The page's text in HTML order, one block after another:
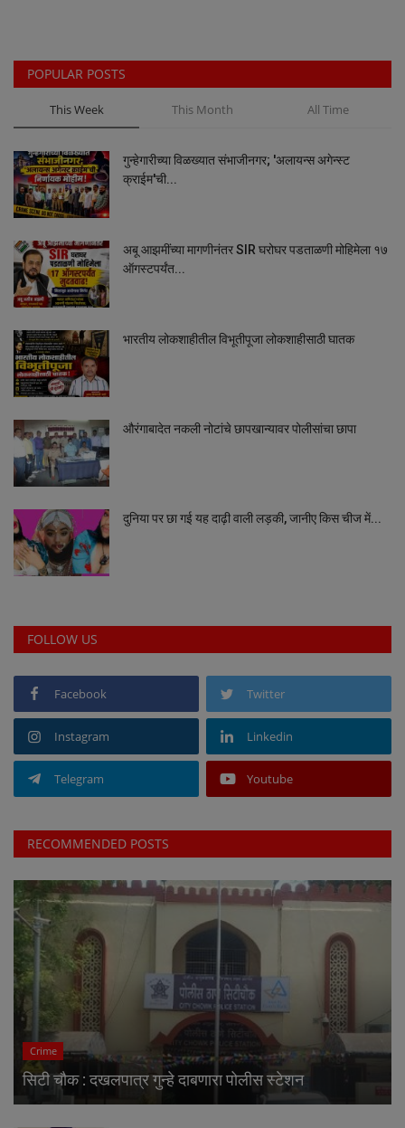
Crime
Politics
National
Educational
Health
World News
Sports
Editor Choice
Sociàl
POPULAR POSTS
This Week This Month All Time
गुन्हेगारीच्या विळख्यात संभाजीनगर; 'अलायन्स अगेन्स्ट
क्राईम'ची...
अबू आझमींच्या मागणीनंतर SIR घरोघर पडताळणी मोहिमेला १७
ऑगस्टपर्यंत...
भारतीय लोकशाहीतील विभूतीपूजा लोकशाहीसाठी घातक
औरंगाबादेत नकली नोटांचे छापखान्यावर पोलीसांचा छापा
दुनिया पर छा गई यह दाढ़ी वाली लड़की, जानीए किस चीज में...
FOLLOW US
Facebook Twitter
Instagram Linkedin
Telegram Youtube
RECOMMENDED POSTS
Crime
सिटी चौक : दखलपात्र गुन्हे दाबणारा पोलीस स्टेशन